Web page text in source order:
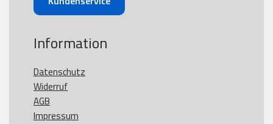
Information
Datenschutz
Widerruf
AGB
Impressum